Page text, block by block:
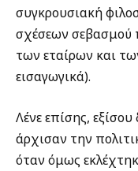
συγκρουσιακή
σχέσεων σεβασμού
των εταίρων και
εισαγωγικά).
Λένε επίσης,
άρχισαν την
όταν όμως